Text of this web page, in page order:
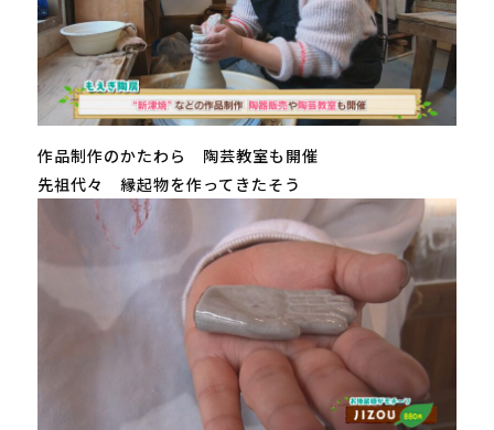
作品制作のかたわら 陶芸教室も開催
先祖代々 縁起物を作ってきたそう